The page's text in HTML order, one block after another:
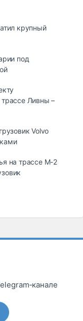
крупный
под
Ливны –
Volvo
на трассе М-2